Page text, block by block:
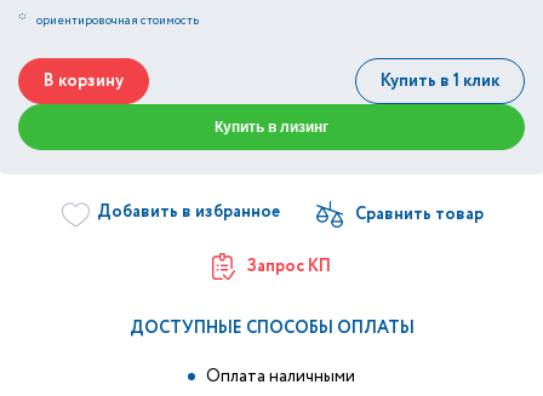
* ориентировочная стоимость
В корзину Купить в 1 клик
Купить в лизинг
Добавить в избранное
Запрос КП
ДОСТУПНЫЕ СПОСОБЫ ОПЛАТЫ
Оплата наличными